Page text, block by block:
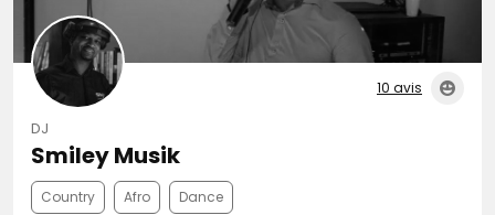
10 avis
DJ
Smiley Musik
Country Afro Dance